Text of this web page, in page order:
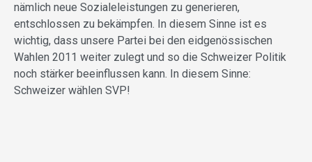
nämlich neue Sozialeleistungen zu generieren,
entschlossen zu bekämpfen. In diesem Sinne ist es
wichtig, dass unsere Partei bei den eidgenössischen
Wahlen 2011 weiter zulegt und so die Schweizer Politik
noch stärker beeinflussen kann. In diesem Sinne:
Schweizer wählen SVP!